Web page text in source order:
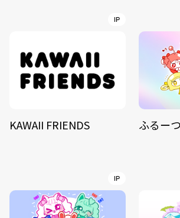
IP
KAWAII FRIENDS ふるー
IP